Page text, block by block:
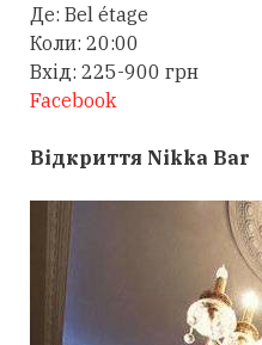
Де: Bel étage
Коли: 20:00
Вхід: 225-900 грн
Facebook
Відкриття Nikka Bar